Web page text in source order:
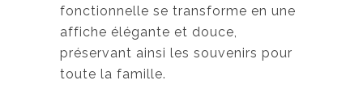
fonctionnelle se transforme en une
affiche élégante et douce,
préservant ainsi les souvenirs pour
toute la famille.